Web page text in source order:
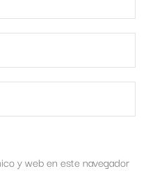
y web en este navegador